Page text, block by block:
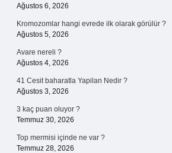
Ağustos 6, 2026
Kromozomlar hangi evrede ilk olarak görülür ?
Ağustos 5, 2026
Avare nereli ?
Ağustos 4, 2026
41 Cesit baharatla Yapilan Nedir ?
Ağustos 3, 2026
3 kaç puan oluyor ?
Temmuz 30, 2026
Top mermisi içinde ne var ?
Temmuz 28, 2026